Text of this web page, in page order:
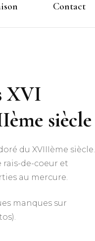
Contact
XVI
siècle
du XVIIIème siècle.
de-coeur et
au mercure.
manques sur